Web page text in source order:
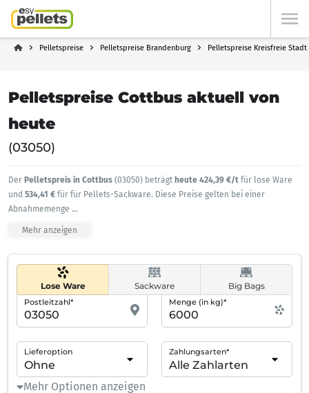
Pelletspreise Pelletspreise Brandenburg Pelletspreise Kreisfreie Stadt
Pelletspreise Cottbus aktuell von
heute
(03050)
Der Pelletspreis in Cottbus (03050) beträgt heute 424,39 €/t für lose Ware
und 534,41 € für für Pellets-Sackware. Diese Preise gelten bei einer
Abnahmemenge ...
Mehr anzeigen
Lose Ware Sackware Big Bags
Postleitzahl* Menge (in kg)*
Lieferoption Zahlungsarten*
Mehr Optionen anzeigen